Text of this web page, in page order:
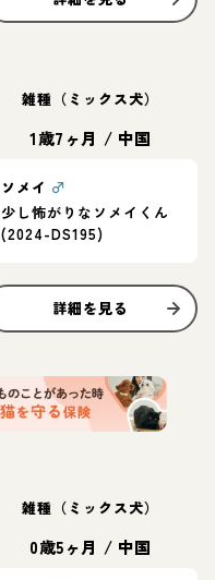
雑種（ミックス犬）
1歳7ヶ月 / 中国
ソメイ ♂
少し怖がりなソメイくん
(2024-DS195)
詳細を見る
雑種（ミックス犬）
0歳5ヶ月 / 中国